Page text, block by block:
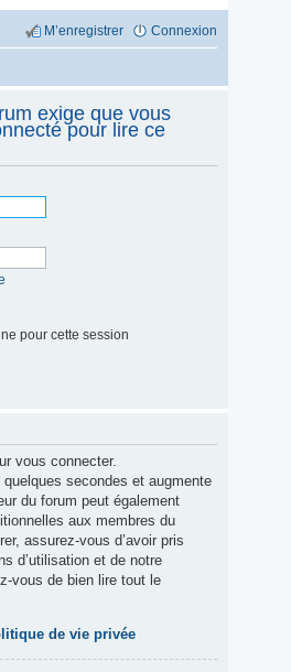
Connexion
M’enregistrer
exige que vous
pour lire ce
pour cette session
vous connecter.
quelques secondes et augmente
du forum peut également
aux membres du
assurez-vous d’avoir pris
d’utilisation et de notre
vous de bien lire tout le
de vie privée